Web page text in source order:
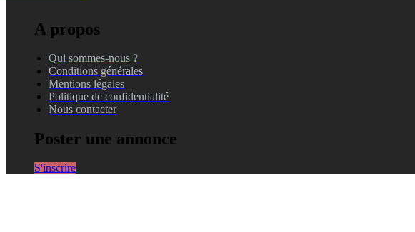
A propos
Qui sommes-nous ?
Conditions générales
Mentions légales
Politique de confidentialité
Nous contacter
Poster une annonce
S'inscrire